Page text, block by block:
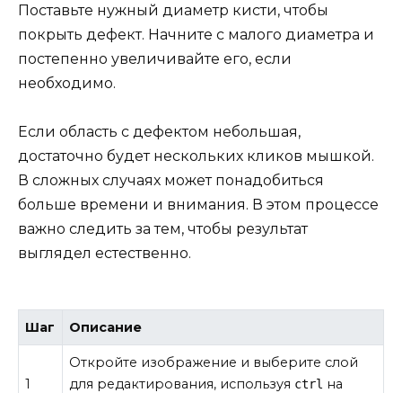
Поставьте нужный диаметр кисти, чтобы
покрыть дефект. Начните с малого диаметра и
постепенно увеличивайте его, если
необходимо.
Если область с дефектом небольшая,
достаточно будет нескольких кликов мышкой.
В сложных случаях может понадобиться
больше времени и внимания. В этом процессе
важно следить за тем, чтобы результат
выглядел естественно.
Шаг Описание
1
Откройте изображение и выберите слой
для редактирования, используя ctrl на